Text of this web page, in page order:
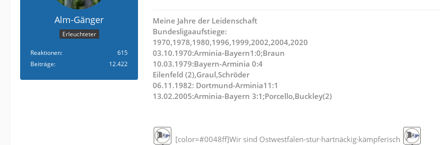
Alm-Gänger
Erleuchteter
Reaktionen
615
Beiträge
12.422
Meine Jahre der Leidenschaft
Bundesligaaufstiege:
1970,1978,1980,1996,1999,2002,2004,2020
03.10.1970:Arminia-Bayern1:0;Braun
10.03.1979:Bayern-Arminia 0:4
Eilenfeld (2),Graul,Schröder
06.11.1982: Dortmund-Arminia11:1
13.02.2005:Arminia-Bayern 3:1;Porcello,Buckley(2)
[color=#0048ff]Wir sind Ostwestfalen-stur·hartnäckig·kämpferisch